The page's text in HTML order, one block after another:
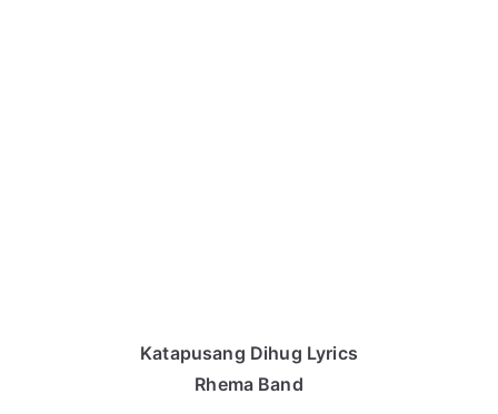
Katapusang Dihug Lyrics
Rhema Band